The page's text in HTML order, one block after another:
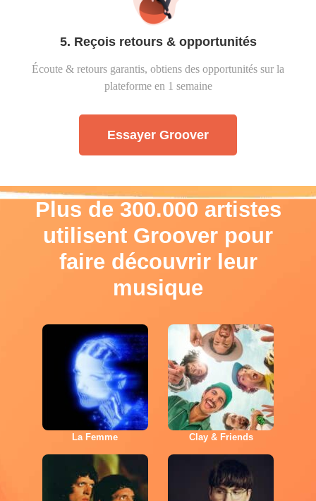
5. Reçois retours & opportunités
Écoute & retours garantis, obtiens des opportunités sur la
plateforme en 1 semaine
Essayer Groover
Plus de 300.000 artistes
utilisent Groover pour
faire découvrir leur
musique
La Femme Clay & Friends